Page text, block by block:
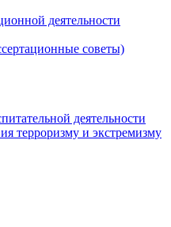
деятельности
советы)
деятельности
терроризму и экстремизму